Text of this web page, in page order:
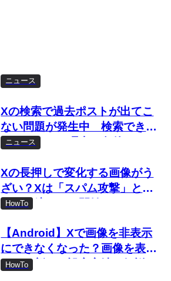
ニュース
Xの検索で過去ポストが出てこ
ない問題が発生中 検索できな
い・おかしい理由と条件は？
ニュース
Xの長押しで変化する画像がう
ざい？Xは「スパム攻撃」とし
て取り締まりを開始
HowTo
【Android】Xで画像を非表示
にできなくなった？画像を表示
しない新しい設定方法を解説
HowTo